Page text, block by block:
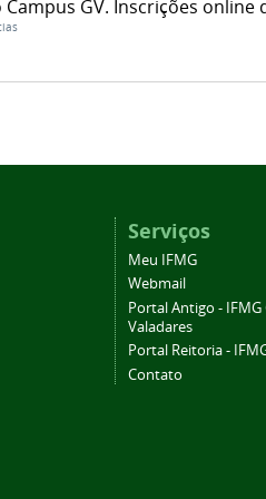
GV. Inscrições online
Serviços
Meu IFMG
Webmail
Portal Antigo - IFMG
Valadares
Portal Reitoria -
Contato